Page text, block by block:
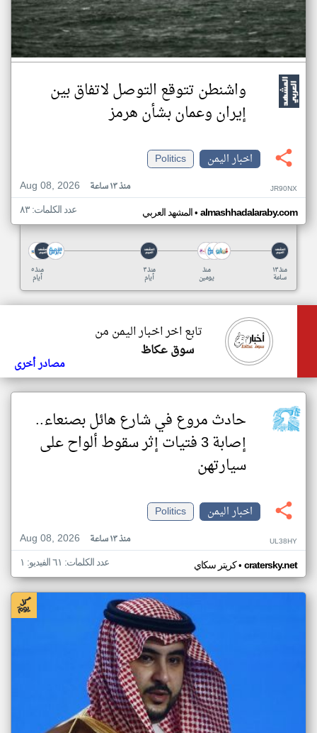
واشنطن تتوقع التوصل لاتفاق بين
إيران وعمان بشأن هرمز
اخبار اليمن
Politics
Aug 08, 2026
منذ ١٣ ساعة JR90NX
المشهد العربي• almashhadalaraby.com عدد الكلمات: ٨٣
منذ ٥
أيام
منذ ٣
أيام
منذ
يومين
منذ ١٣
ساعة
تابع اخر اخبار اليمن من
سوق عكاظ
مصادر أخرى
حادث مروع في شارع هائل بصنعاء..
إصابة 3 فتيات إثر سقوط ألواح على
سيارتهن
اخبار اليمن
Politics
Aug 08, 2026
منذ ١٣ ساعة UL38HY
كريتر سكاي• cratersky.net عدد الكلمات: ٦١ الفيديو: ١